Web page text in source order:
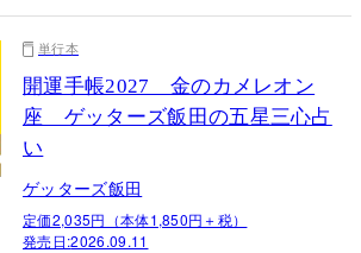
単行本
開運手帳2027 金のカメレオン
座 ゲッターズ飯田の五星三心占
い
ゲッターズ飯田
定価2,035円（本体1,850円＋税）
発売日:2026.09.11